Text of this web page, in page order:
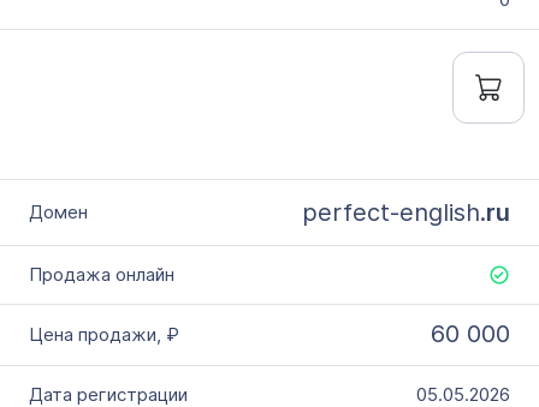
perfect-english.ru
60 000
05.05.2026